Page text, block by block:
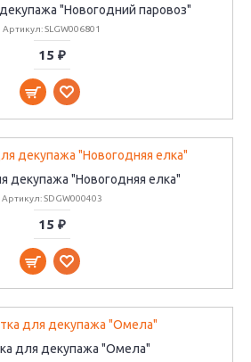
"Новогодний паровоз"
Артикул: SLGW006801
15 ₽
декупажа "Новогодняя елка"
Артикул: SDGW000403
15 ₽
для декупажа "Омела"